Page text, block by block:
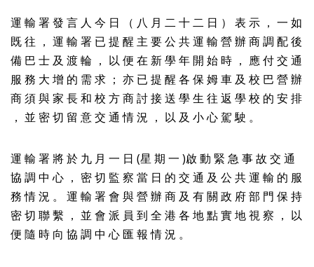
運 輸 署 發 言 人 今 日 （ 八 月 二 十 二 日 ） 表 示 ， 一 如
既 往 ， 運 輸 署 已 提 醒 主 要 公 共 運 輸 營 辦 商 調 配 後
備 巴 士 及 渡 輪 ， 以 便 在 新 學 年 開 始 時 ， 應 付 交 通
服 務 大 增 的 需 求 ； 亦 已 提 醒 各 保 姆 車 及 校 巴 營 辦
商 須 與 家 長 和 校 方 商 討 接 送 學 生 往 返 學 校 的 安 排
， 並 密 切 留 意 交 通 情 況 ， 以 及 小 心 駕 駛 。
運 輸 署 將 於 九 月 一 日 (星 期 一 )啟 動 緊 急 事 故 交 通
協 調 中 心 ， 密 切 監 察 當 日 的 交 通 及 公 共 運 輸 的 服
務 情 況 。 運 輸 署 會 與 營 辦 商 及 有 關 政 府 部 門 保 持
密 切 聯 繫 ， 並 會 派 員 到 全 港 各 地 點 實 地 視 察 ， 以
便 隨 時 向 協 調 中 心 匯 報 情 況 。